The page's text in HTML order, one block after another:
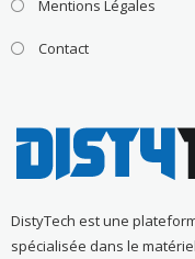
Mentions Légales
Contact
DistyTech est une
spécialisée dans le